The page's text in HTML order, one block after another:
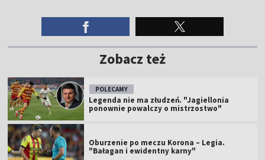
Zobacz też
POLECAMY
Legenda nie ma złudzeń. "Jagiellonia
ponownie powalczy o mistrzostwo"
Oburzenie po meczu Korona – Legia.
"Bałagan i ewidentny karny"